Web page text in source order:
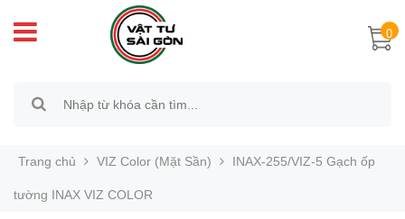
0
Trang chủ VIZ Color (Mặt Sần) INAX-255/VIZ-5 Gạch ốp
tường INAX VIZ COLOR